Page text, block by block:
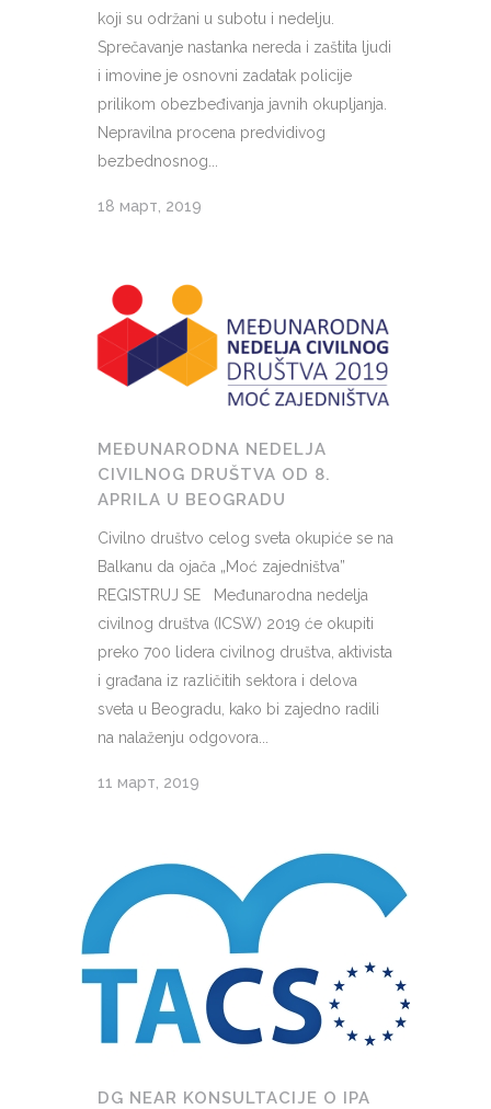
koji su održani u subotu i nedelju.
Sprečavanje nastanka nereda i zaštita ljudi
i imovine je osnovni zadatak policije
prilikom obezbeđivanja javnih okupljanja.
Nepravilna procena predvidivog
bezbednosnog...
18 март, 2019
MEĐUNARODNA NEDELJA
CIVILNOG DRUŠTVA OD 8.
APRILA U BEOGRADU
Civilno društvo celog sveta okupiće se na
Balkanu da ojača „Moć zajedništva”
REGISTRUJ SE Međunarodna nedelja
civilnog društva (ICSW) 2019 će okupiti
preko 700 lidera civilnog društva, aktivista
i građana iz različitih sektora i delova
sveta u Beogradu, kako bi zajedno radili
na nalaženju odgovora...
11 март, 2019
DG NEAR KONSULTACIJE O IPA